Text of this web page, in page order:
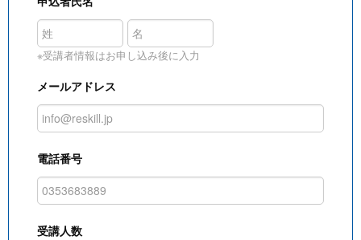
※受講者情報はお申し込み後に入力
メールアドレス
電話番号
受講人数